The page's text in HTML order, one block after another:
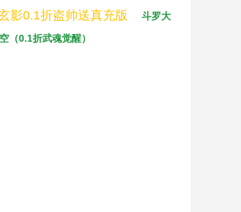
影0.1折盗帅送真充版
斗罗大
（0.1折武魂觉醒）